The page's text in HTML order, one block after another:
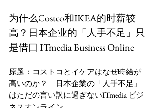
为什么Costco和IKEA的时薪较
高？日本企业的「人手不足」只
是借口 ITmedia Business Online
原题：コストコとイケアはなぜ時給が
高いのか？　日本企業の「人手不足」
はただの言い訳に過ぎないITmedia ビジ